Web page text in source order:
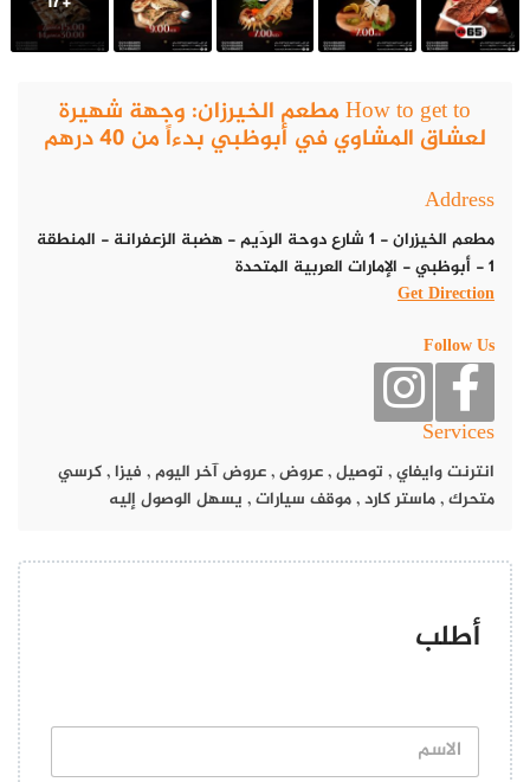
How to get to مطعم الخيرزان: وجهة شهيرة
لعشاق المشاوي في أبوظبي بدءاً من 40 درهم
Address
مطعم الخيزران - 1 شارع دوحة الرِدَيم - هضبة الزعفرانة - المنطقة
1 - أبوظبي - الإمارات العربية المتحدة
Get Direction
Follow Us
Services
انترنت وايفاي, توصيل,عروض,عروض آخر اليوم, فيزا,كرسي
متحرك,ماستر كارد,موقف سيارات, يسهل الوصول إليه
أطلب
ا